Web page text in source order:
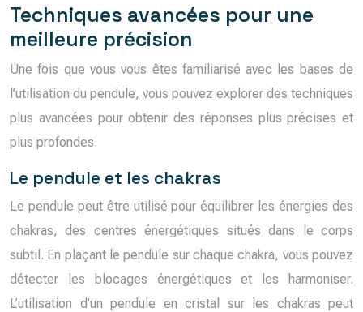
Techniques avancées pour une
meilleure précision
Une fois que vous vous êtes familiarisé avec les bases de
l’utilisation du pendule, vous pouvez explorer des techniques
plus avancées pour obtenir des réponses plus précises et
plus profondes.
Le pendule et les chakras
Le pendule peut être utilisé pour équilibrer les énergies des
chakras, des centres énergétiques situés dans le corps
subtil. En plaçant le pendule sur chaque chakra, vous pouvez
détecter les blocages énergétiques et les harmoniser.
L’utilisation d’un pendule en cristal sur les chakras peut